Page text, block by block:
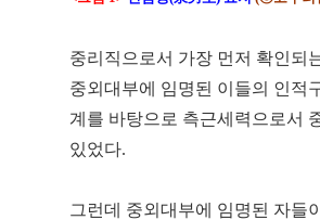
중리직으로서 가장 먼저 확인되
중외대부에 임명된 이들의 인적
계를 바탕으로 측근세력으로서
있었다.
그런데 중외대부에 임명된 자들